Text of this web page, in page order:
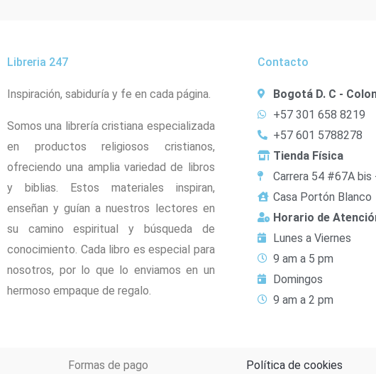
Libreria 247
Inspiración, sabiduría y fe en cada página.
Somos una librería cristiana especializada
en productos religiosos cristianos,
ofreciendo una amplia variedad de libros
y biblias. Estos materiales inspiran,
enseñan y guían a nuestros lectores en
su camino espiritual y búsqueda de
conocimiento. Cada libro es especial para
nosotros, por lo que lo enviamos en un
hermoso empaque de regalo.
Contacto
Bogotá D. C -
+57 301 658 8219
+57 601 5788278
Tienda Física
Carrera 54 #67A bis
Casa Portón Blanco
Horario de
Lunes a Viernes
9 am a 5 pm
Domingos
9 am a 2 pm
Formas de pago Política de cookies